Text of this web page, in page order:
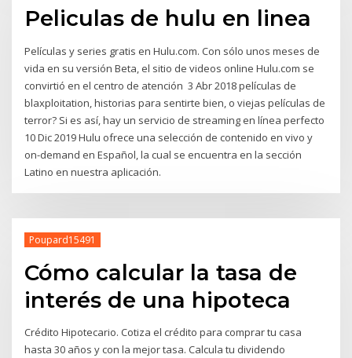
Peliculas de hulu en linea
Películas y series gratis en Hulu.com. Con sólo unos meses de
vida en su versión Beta, el sitio de videos online Hulu.com se
convirtió en el centro de atención 3 Abr 2018 películas de
blaxploitation, historias para sentirte bien, o viejas películas de
terror? Si es así, hay un servicio de streaming en línea perfecto
10 Dic 2019 Hulu ofrece una selección de contenido en vivo y
on-demand en Español, la cual se encuentra en la sección
Latino en nuestra aplicación.
Poupard15491
Cómo calcular la tasa de
interés de una hipoteca
Crédito Hipotecario. Cotiza el crédito para comprar tu casa
hasta 30 años y con la mejor tasa. Calcula tu dividendo